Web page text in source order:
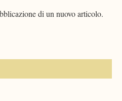
di un nuovo articolo.